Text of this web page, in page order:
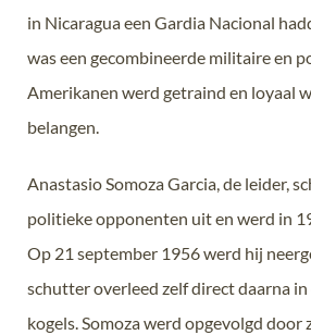
in Nicaragua een Gardia Nacional
was een gecombineerde militaire en
Amerikanen werd getraind en loyaal
belangen.
Anastasio Somoza Garcia, de leider,
politieke opponenten uit en werd in
Op 21 september 1956 werd hij
schutter overleed zelf direct daarna in
kogels. Somoza werd opgevolgd door